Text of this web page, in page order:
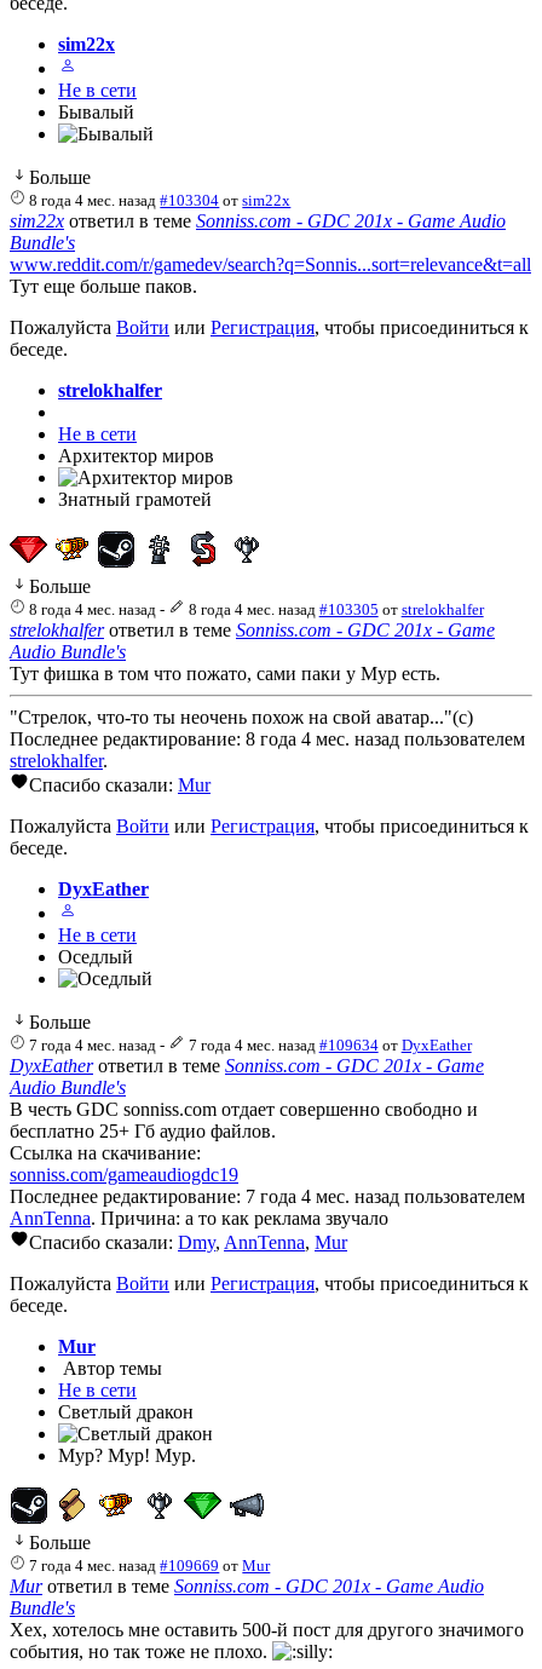
sim22x
Не в сети
Бывалый
Больше
8 года 4 мес. назад #103304 отsim22x
sim22x ответил в теме Sonniss.com - GDC 201x - Game Audio
Bundle's
www.reddit.com/r/gamedev/search?q=Sonnis...sort=relevance&t=all
Тут еще больше паков.
Пожалуйста Войти или Регистрация, чтобы присоединиться к
беседе.
strelokhalfer
Не в сети
Архитектор миров
Знатный грамотей
Больше
8 года 4 мес. назад - 8 года 4 мес. назад #103305 от strelokhalfer
strelokhalferответил в теме Sonniss.com - GDC 201x - Game
Audio Bundle's
Тут фишка в том что пожато, сами паки у Мур есть.
"Стрелок, что-то ты неочень похож на свой аватар..."(с)
Последнее редактирование: 8 года 4 мес. назад пользователем
strelokhalfer.
Спасибо сказали: Mur
Пожалуйста Войти или Регистрация, чтобы присоединиться к
беседе.
DyxEather
Не в сети
Оседлый
Больше
7 года 4 мес. назад - 7 года 4 мес. назад #109634 от DyxEather
DyxEatherответил в теме Sonniss.com - GDC 201x - Game
Audio Bundle's
В честь GDC sonniss.com отдает совершенно свободно и
бесплатно 25+ Гб аудио файлов.
Ссылка на скачивание:
sonniss.com/gameaudiogdc19
Последнее редактирование: 7 года 4 мес. назад пользователем
AnnTenna. Причина: а то как реклама звучало
Спасибо сказали: Dmy, AnnTenna, Mur
Пожалуйста Войти или Регистрация, чтобы присоединиться к
беседе.
Mur
Автор темы
Не в сети
Светлый дракон
Мур? Мур! Мур.
Больше
7 года 4 мес. назад #109669 отMur
Murответил в теме Sonniss.com - GDC 201x - Game Audio
Bundle's
Хех, хотелось мне оставить 500-й пост для другого значимого
события, но так тоже не плохо.